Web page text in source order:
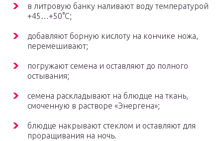
в литровую банку наливают воду температурой
+45…+50°С;
добавляют борную кислоту на кончике ножа,
перемешивают;
погружают семена и оставляют до полного
остывания;
семена раскладывают на блюдце на ткань,
смоченную в растворе «Энергена»;
блюдце накрывают стеклом и оставляют для
проращивания на ночь.